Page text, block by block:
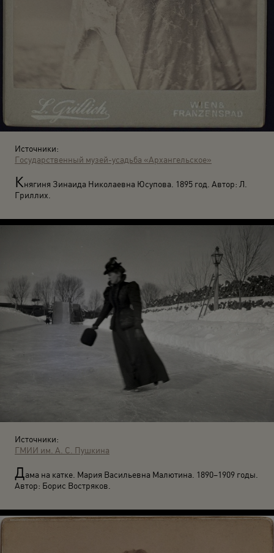
Источники:
Государственный музей-усадьба «Архангельское»
Княгиня Зинаида Николаевна Юсупова. 1895 год. Автор: Л.
Гриллих.
Источники:
ГМИИ им. А. С. Пушкина
Дама на катке. Мария Васильевна Малютина. 1890–1909 годы.
Автор: Борис Востряков.